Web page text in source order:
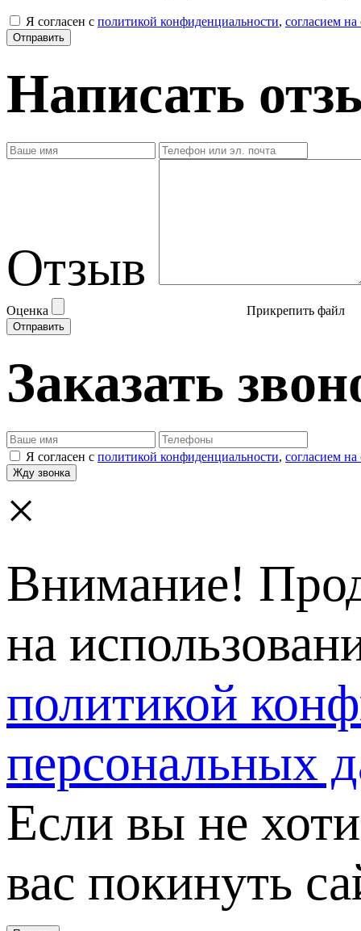
Я согласен с политикой конфиденциальности, согласием
Написать
Отзыв
Оценка Прикрепить файл
Заказать
Я согласен с политикой конфиденциальности, согласием
×
Внимание!
на
политикой
персональных
Если вы не
вас покинуть